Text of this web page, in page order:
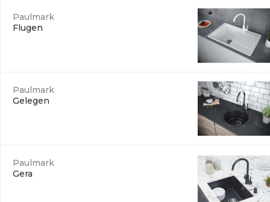
Paulmark
Flugen
Paulmark
Gelegen
Paulmark
Gera